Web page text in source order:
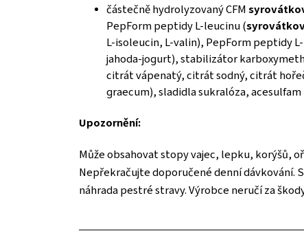
částečně hydrolyzovaný CFM
PepForm peptidy L-leucinu (
L-isoleucin, L-valin), PepForm peptidy
jahoda-jogurt), stabilizátor
citrát vápenatý, citrát sodný, citrát
graecum), sladidla sukralóza,
Upozornění:
Může obsahovat stopy vajec, lepku, korýšů,
Nepřekračujte doporučené denní dávkování.
náhrada pestré stravy. Výrobce neručí za